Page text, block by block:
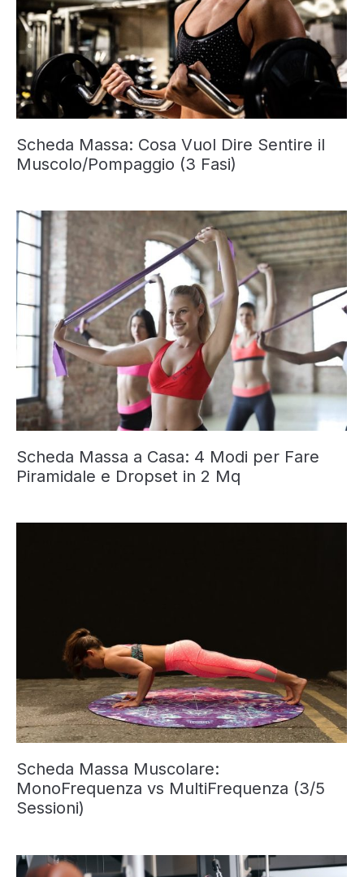
Scheda Massa: Cosa Vuol Dire Sentire il
Muscolo/Pompaggio (3 Fasi)
Scheda Massa a Casa: 4 Modi per Fare
Piramidale e Dropset in 2 Mq
Scheda Massa Muscolare:
MonoFrequenza vs MultiFrequenza (3/5
Sessioni)